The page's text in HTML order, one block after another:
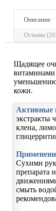
Описание
Отзывы
Щадящее
витаминами
кожи.
Активные
экстракты
клена,
Cухими
препарата
смыть